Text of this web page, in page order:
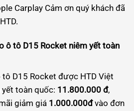
Carplay Cảm ơn quý khách đã
ô tô D15 Rocket niêm yết toàn
D15 Rocket được HTD Việt
toàn quốc: 11.800.000 đ,
giảm giá 1.000.000đvào đơn